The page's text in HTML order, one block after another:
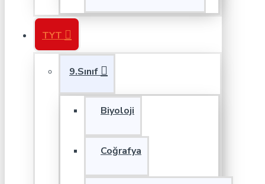
TYT
9.Sınıf
Biyoloji
Coğrafya